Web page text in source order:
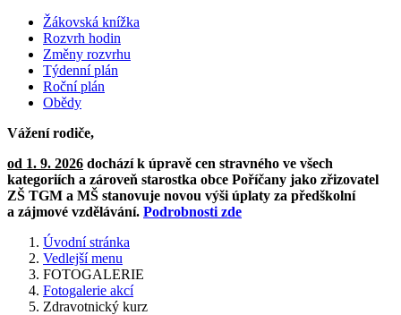
Žákovská knížka
Rozvrh hodin
Změny rozvrhu
Týdenní plán
Roční plán
Obědy
Vážení rodiče,
od 1. 9. 2026 dochází k úpravě cen stravného ve všech
kategoriích a zároveň starostka obce Poříčany jako zřizovatel
ZŠ TGM a MŠ stanovuje novou výši úplaty za předškolní
a zájmové vzdělávání. Podrobnosti zde
Úvodní stránka
Vedlejší menu
FOTOGALERIE
Fotogalerie akcí
Zdravotnický kurz